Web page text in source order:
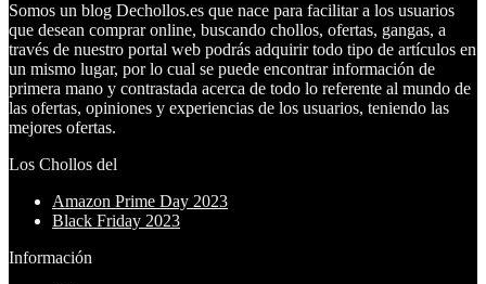
Somos un blog Dechollos.es que nace para facilitar a los usuarios
que desean comprar online, buscando chollos, ofertas, gangas, a
través de nuestro portal web podrás adquirir todo tipo de artículos en
un mismo lugar, por lo cual se puede encontrar información de
primera mano y contrastada acerca de todo lo referente al mundo de
las ofertas, opiniones y experiencias de los usuarios, teniendo las
mejores ofertas.
Los Chollos del
Amazon Prime Day 2023
Black Friday 2023
Información